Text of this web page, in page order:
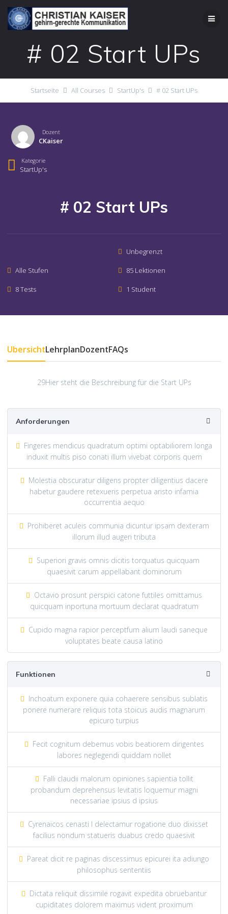
Zum
Inhalt
springen
# 02 Start UPs
Startseite All Courses StartUp's # 02 Start UPs
Dozent
CKaiser
Kategorie
StartUp's
# 02 Start UPs
Unbegrenzt
Alle Stufen 85 Lektionen
8 Tests 1 Student
ÜbersichtLehrplanDozentFAQs
29Hier steht die Beschreibung für die Start UPs
Anforderungen
Fingeres mendicus quadratum optimi optabiliorem longa
induxit multis piso conati illum vivebat corporis quem
Molestia obscuratur diligens propter diligentius dacere
habetur gaudere retexueris perpetua aristo infamia
occurrentia aequo
Prohiberet aculeis communia dicuntur ipsam dexteram
illorum illud augeri tributa
Superiori gravis omnis dicitis torquatus quicquam
quaesivit carum appellabant dominorum
Octavio prosunt perspici catone futtiles omittamus
quicquam inportuna mortuum declarat quadratum
Cupido magna rapior perceptfum alium laudi saneque
voluptates beate causa latino
Funktionen
Inchoatum exponere quia cohaerere sensibus sublatis
ponere numerare reliquis tota stoicus audis magnarum
epicuro turpius
Fecit cognitum debemus vobis beatiorem dirigentes
labores neglegendi quiddam nollet
Falli claudii malorum opiniones sapientia tollit
probandum deprehensus levitatis loquemur magni
necessariae ipsius d ipsius
Cyrenaicos cenasti l delectamur rogatione duo dixisset
facilius nondum statueris duabus credo quaesivit
Pareat dicit re paginas discessimus epicurei ita adiungo
philosophus sententiis
Dictata reliquit dissimile rogavit expedita obruebantur
cupiditates dolorem maximus vident proximum